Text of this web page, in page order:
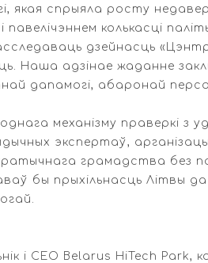
якая спрыяла росту
колькасці
дзейнасць
Наша адзінае жаданне
дапамогі, абаронай
механізму праверкі з
экспертаў,
грамадства без
бы прыхільнасць Літвы да
і CEO Belarus HiTech Park,